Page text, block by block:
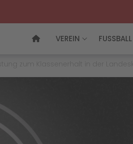
VEREIN FUSSBALL